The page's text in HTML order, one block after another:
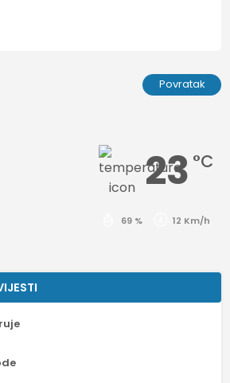
Povratak
23 °C
69 % 12 Km/h